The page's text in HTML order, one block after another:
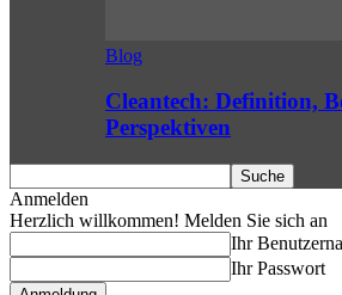
Blog
Cleantech: Definition,
Perspektiven
Anmelden
Herzlich willkommen! Melden Sie sich an
Ihr
Ihr Passwort